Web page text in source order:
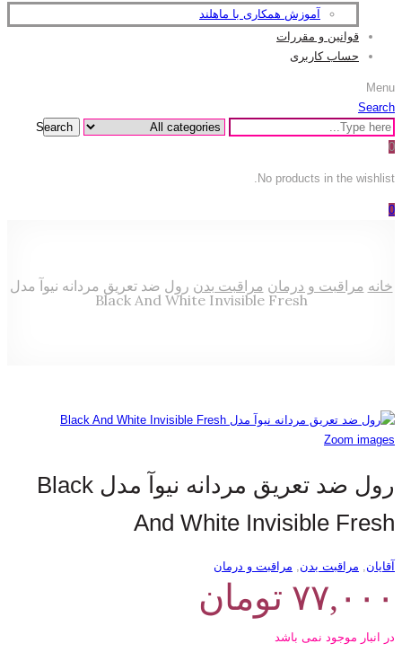
آموزش همکاری با ماهلند
قوانین و مقررات
حساب کاربری
Menu
Search
Search
0
No products in the wishlist.
0
خانه مراقبت و درمان مراقبت بدن رول ضد تعریق مردانه نیوآ مدل
Black And White Invisible Fresh
Zoom images
رول ضد تعریق مردانه نیوآ مدل Black
And White Invisible Fresh
آقایان مراقبت بدن مراقبت و درمان
۷۷,۰۰۰ تومان
در انبار موجود نمی باشد